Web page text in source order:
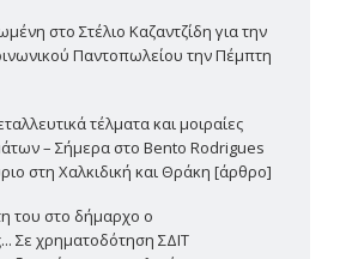
στο Στέλιο Καζαντζίδη για την
Παντοπωλείου την Πέμπτη
τέλματα και μοιραίες
– Σήμερα στο Bento Rodrigues
στη Χαλκιδική και Θράκη [άρθρο]
του στο δήμαρχο ο
Σε χρηματοδότηση ΣΔΙΤ